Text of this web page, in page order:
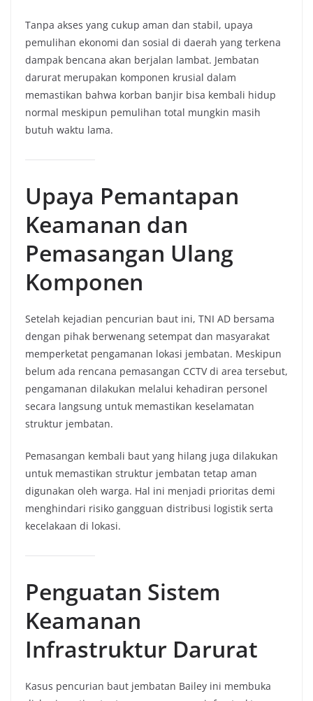
Tanpa akses yang cukup aman dan stabil, upaya
pemulihan ekonomi dan sosial di daerah yang terkena
dampak bencana akan berjalan lambat. Jembatan
darurat merupakan komponen krusial dalam
memastikan bahwa korban banjir bisa kembali hidup
normal meskipun pemulihan total mungkin masih
butuh waktu lama.
Upaya Pemantapan
Keamanan dan
Pemasangan Ulang
Komponen
Setelah kejadian pencurian baut ini, TNI AD bersama
dengan pihak berwenang setempat dan masyarakat
memperketat pengamanan lokasi jembatan. Meskipun
belum ada rencana pemasangan CCTV di area tersebut,
pengamanan dilakukan melalui kehadiran personel
secara langsung untuk memastikan keselamatan
struktur jembatan.
Pemasangan kembali baut yang hilang juga dilakukan
untuk memastikan struktur jembatan tetap aman
digunakan oleh warga. Hal ini menjadi prioritas demi
menghindari risiko gangguan distribusi logistik serta
kecelakaan di lokasi.
Penguatan Sistem
Keamanan
Infrastruktur Darurat
Kasus pencurian baut jembatan Bailey ini membuka